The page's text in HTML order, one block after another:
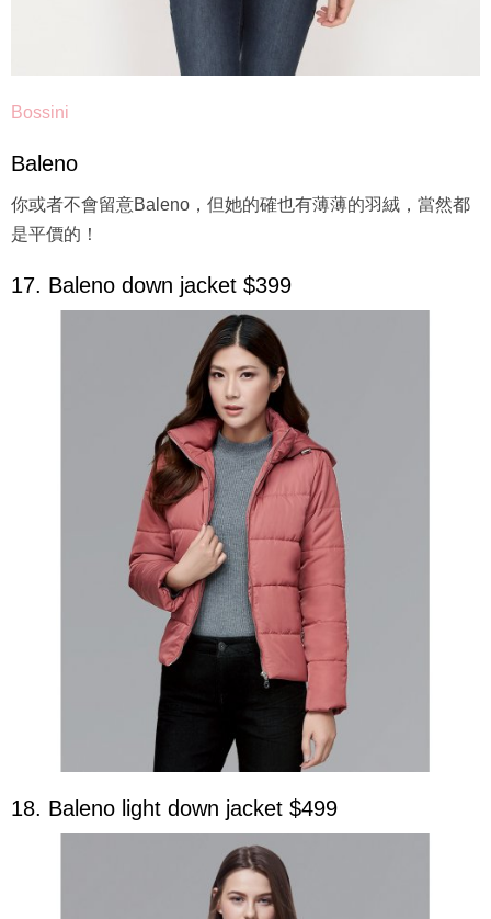
Bossini
Baleno
你或者不會留意Baleno，但她的確也有薄薄的羽絨，當然都
是平價的！
17. Baleno down jacket $399
18. Baleno light down jacket $499